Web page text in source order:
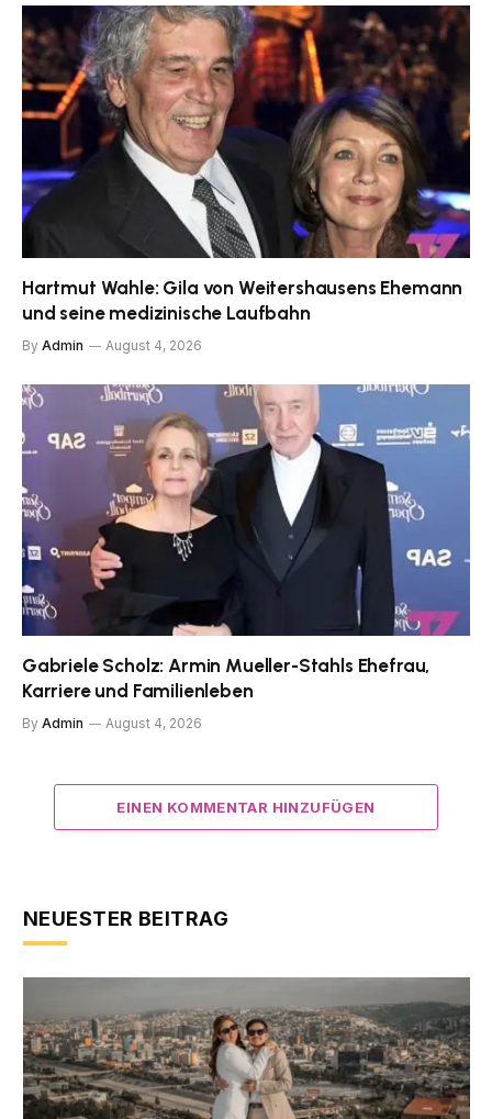
Hartmut Wahle: Gila von Weitershausens Ehemann
und seine medizinische Laufbahn
By Admin August 4, 2026
Gabriele Scholz: Armin Mueller-Stahls Ehefrau,
Karriere und Familienleben
By Admin August 4, 2026
EINEN KOMMENTAR HINZUFÜGEN
NEUESTER BEITRAG